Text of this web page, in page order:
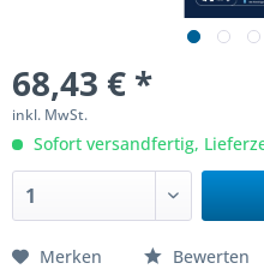
68,43 € *
inkl. MwSt.
Sofort versandfertig,
Merken Bewerten